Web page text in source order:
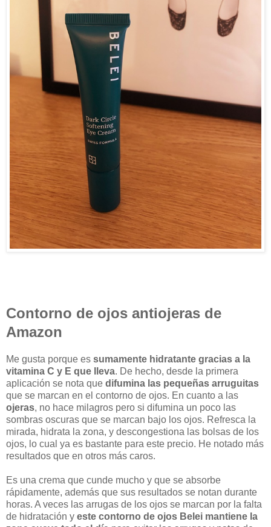
Contorno de ojos antiojeras de
Amazon
Me gusta porque es sumamente hidratante gracias a la
vitamina C y E que lleva. De hecho, desde la primera
aplicación se nota que difumina las pequeñas arruguitas
que se marcan en el contorno de ojos. En cuanto a las
ojeras, no hace milagros pero si difumina un poco las
sombras oscuras que se marcan bajo los ojos. Refresca la
mirada, hidrata la zona, y descongestiona las bolsas de los
ojos, lo cual ya es bastante para este precio. He notado más
resultados que en otros más caros.
Es una crema que cunde mucho y que se absorbe
rápidamente, además que sus resultados se notan durante
horas. A veces las arrugas de los ojos se marcan por la falta
de hidratación y este contorno de ojos Belei mantiene la